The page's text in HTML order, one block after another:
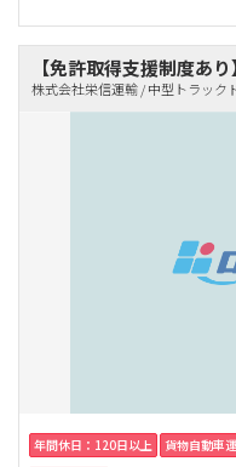
【免許取得支援制度あ
株式会社栄信運輸 / 中型トラック
年間休日：120日以上
貨物自動車